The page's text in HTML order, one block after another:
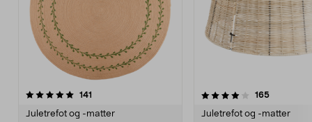
141
Juletrefot og -matter
4.0av 5 stjerner 165
Juletrefot og -matter
4.0av 5 stjerner